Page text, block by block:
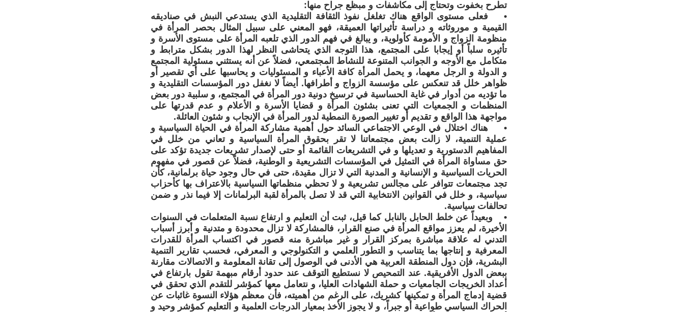
تطرح بخفوت وتحتاج إلى مكاشفات و مبظع جراح منها:
• فعلى مستوى الواقع هناك تغلغل نفوذ الثقافة التقليدية الذي يستدعي النبش في صناديقه
القيمية و موروثاته و دراسة تأثيراتها العميقة، فهو المعني على سبيل المثال بحصر المرأة في
منظومة الزواج و الأمومة كأولوية، و يبالغ في فهم الدور الذي تلعبه المرأة على مستوى الأسرة و
تأثيره سلباً أو إيجابا على المجتمع، هذا التوجه الذي يتحاشى النظر لهذا الدور بشكل مترابط و
متكامل مع الأوجه و الجوانب المتنوعة للنشاط المجتمعي، فضلاً عن أنه يستثني مسئولية المجتمع
و الدولة و الرجل معهما، و يحمل المرأة كافة الأعباء و المسئوليات و يحاسبها على أي تقصير أو
ظواهر خلل قد تنعكس على مؤسسة الزواج و أطرافها. أيضاً لا نغفل دور المؤسسات التقليدية و
ما تؤديه من أدوار في غاية الحساسية في ترسيخ دونية دور المرأة في المجتمع، و سلبية دور بعض
المنظمات و الجمعيات التي تعنى بشئون المرأة و قضايا الأسرة و الأعلام و عدم قدرتها على
مواجهة هذا الواقع و تقديم أو تغيير الصورة النمطية لدور المرأة في الإنجاب و شئون العائلة.
• هناك اختلال في الوعي الاجتماعي السائد حول أهمية مشاركة المرأة في الحياة السياسية و
عملية التنمية، لا زالت بعض مجتمعاتنا لا تقر بحقوق المرأة السياسية و تعاني من خلل في
المفاهيم الدستورية و تعديلها و في التشريعات القائمة أو حتى لإصدار تشريعات جديدة تؤكد على
حق مساواة المرأة في التمثيل في المؤسسات التشريعية و الوطنية، فضلاً عن قصور في مفهوم
الحريات السياسية و الإنسانية و المدنية التي لا تزال مقيدة، حتى في حال وجود حياة برلمانية، كأن
تجد مجتمعات تتوافر على مجالس تشريعية و لا تحظي منظماتها السياسية بالاعتراف بها كأحزاب
سياسية، و خلل في القوانين الانتخابية التي قد لا تصل بالمرأة لقبة البرلمانات إلا فيما نذر و ضمن
تحالفات سياسية.
• وبعيداً عن خلط الحابل بالنابل كما قيل، ثبت أن التعليم و ارتفاع نسبة المتعلمات في السنوات
الأخيرة، لم يعزز مواقع المرأة في صنع القرار، فالمشاركة لا تزال محدودة و متدنية و أبرز أسباب
التدني له علاقة مباشرة بمركز القرار و غير مباشرة منه قصور في اكتساب المرأة للقدرات
المعرفية و إنتاجها بما يتناسب و التطور العلمي و التكنولوجي و المعرفي، فحسب تقارير التنمية
البشرية، فإن دول المنطقة العربية هي الأدنى في الوصول إلى تقانة المعلومة و الاتصالات مقارنة
ببعض الدول الأفريقية. عند التمحيص لا نستطيع التوقف عند حدود أرقام مبهمة تقول بارتفاع في
أعداد الخريجات الجامعيات و حملة الشهادات العليا، و نتعامل معها كمؤشر للتقدم الذي تحقق في
قضية إدماج المرأة و تمكينها كشريك، على الرغم من أهميته، فأن معظم هؤلاء النسوة غائبات عن
الحراك السياسي طواعية أو جبراً، و لا يجوز الأخذ بمعيار الدرجات العلمية و التعليم كمؤشر وحيد و